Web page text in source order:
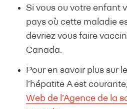
Si vous ou votre enfant
pays où cette maladie
devriez vous faire
Canada.
Pour en savoir plus sur
l’hépatite A est
Web de l’Agence de la